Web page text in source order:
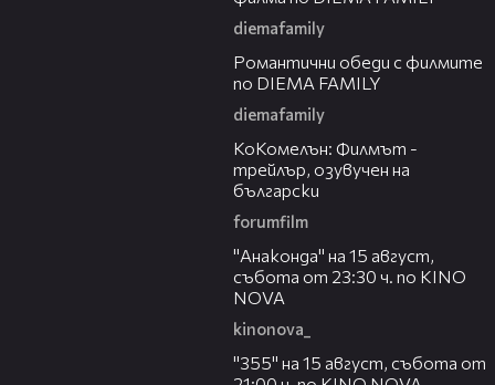
diemafamily
Романтични обеди с филмите
по DIEMA FAMILY
diemafamily
КоКомелън: Филмът -
трейлър, озувучен на
български
forumfilm
"Анаконда" на 15 август,
събота от 23:30 ч. по KINO
NOVA
kinonova_
"355" на 15 август, събота от